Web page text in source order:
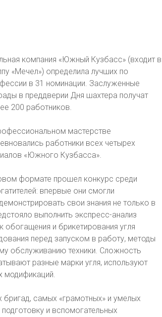
компания «Южный Кузбасс» (входит в
«Мечел») определила лучших по
в 31 номинации. Заслуженные
в преддверии Дня шахтера получат
200 работников.
мастерстве
работники всех четырех
«Южного Кузбасса».
формате прошел конкурс среди
впервые они смогли
свои знания не только в
выполнить экспресс-анализ
и брикетирования угля
перед запуском в работу, методы
обслуживанию техники. Сложность
разные марки угля, используют
модификаций.
самых «грамотных» и умелых
и вспомогательных